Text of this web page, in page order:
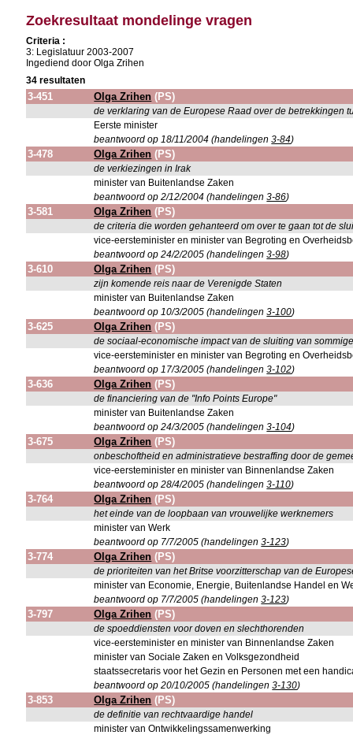
Zoekresultaat mondelinge vragen
Criteria :
3: Legislatuur 2003-2007
Ingediend door Olga Zrihen
34 resultaten
3-451 Olga Zrihen (PS)
de verklaring van de Europese Raad over de betrekkingen
Eerste minister
beantwoord op 18/11/2004 (handelingen3-84)
3-478 Olga Zrihen (PS)
de verkiezingen in Irak
minister van Buitenlandse Zaken
beantwoord op 2/12/2004 (handelingen3-86)
3-581 Olga Zrihen (PS)
de criteria die worden gehanteerd om over te gaan tot de
vice-eersteminister en minister van Begroting en
beantwoord op 24/2/2005 (handelingen3-98)
3-610 Olga Zrihen (PS)
zijn komende reis naar de Verenigde Staten
minister van Buitenlandse Zaken
beantwoord op 10/3/2005 (handelingen3-100)
3-625 Olga Zrihen (PS)
de sociaal-economische impact van de sluiting van
vice-eersteminister en minister van Begroting en
beantwoord op 17/3/2005 (handelingen3-102)
3-636 Olga Zrihen (PS)
de financiering van de "Info Points Europe"
minister van Buitenlandse Zaken
beantwoord op 24/3/2005 (handelingen3-104)
3-675 Olga Zrihen (PS)
onbeschoftheid en administratieve bestraffing door de
vice-eersteminister en minister van Binnenlandse Zaken
beantwoord op 28/4/2005 (handelingen3-110)
3-764 Olga Zrihen (PS)
het einde van de loopbaan van vrouwelijke werknemers
minister van Werk
beantwoord op 7/7/2005 (handelingen3-123)
3-774 Olga Zrihen (PS)
de prioriteiten van het Britse voorzitterschap van de
minister van Economie, Energie, Buitenlandse Handel en
beantwoord op 7/7/2005 (handelingen3-123)
3-797 Olga Zrihen (PS)
de spoeddiensten voor doven en slechthorenden
vice-eersteminister en minister van Binnenlandse Zaken
minister van Sociale Zaken en Volksgezondheid
staatssecretaris voor het Gezin en Personen met een
beantwoord op 20/10/2005 (handelingen3-130)
3-853 Olga Zrihen (PS)
de definitie van rechtvaardige handel
minister van Ontwikkelingssamenwerking